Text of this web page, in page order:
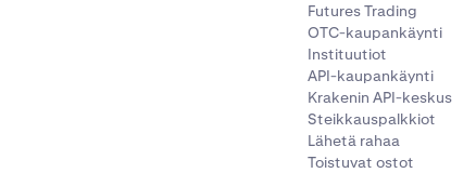
Futures Trading
OTC-kaupankäynti
Instituutiot
API-kaupankäynti
Krakenin API-keskus
Steikkauspalkkiot
Lähetä rahaa
Toistuvat ostot